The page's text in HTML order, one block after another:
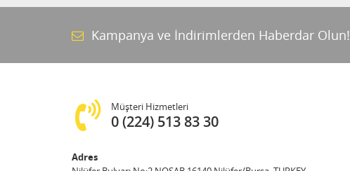
Kampanya ve İndirimlerden Haberdar Olun!
Müşteri Hizmetleri
0 (224) 513 83 30
Adres